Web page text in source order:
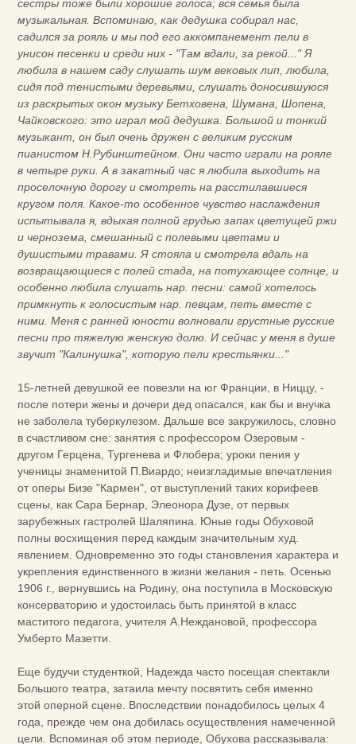
сестры тоже были хорошие голоса; вся семья была
музыкальная. Вспоминаю, как дедушка собирал нас,
садился за рояль и мы под его аккомпанемент пели в
унисон песенки и среди них - "Там вдали, за рекой..." Я
любила в нашем саду слушать шум вековых лип, любила,
сидя под тенистыми деревьями, слушать доносившуюся
из раскрытых окон музыку Бетховена, Шумана, Шопена,
Чайковского: это играл мой дедушка. Большой и тонкий
музыкант, он был очень дружен с великим русским
пианистом Н.Рубинштейном. Они часто играли на рояле
в четыре руки. А в закатный час я любила выходить на
проселочную дорогу и смотреть на расстилавшиеся
кругом поля. Какое-то особенное чувство наслаждения
испытывала я, вдыхая полной грудью запах цветущей ржи
и чернозема, смешанный с полевыми цветами и
душистыми травами. Я стояла и смотрела вдаль на
возвращающиеся с полей стада, на потухающее солнце, и
особенно любила слушать нар. песни: самой хотелось
примкнуть к голосистым нар. певцам, петь вместе с
ними. Меня с ранней юности волновали грустные русские
песни про тяжелую женскую долю. И сейчас у меня в душе
звучит "Калинушка", которую пели крестьянки..."
15-летней девушкой ее повезли на юг Франции, в Ниццу, -
после потери жены и дочери дед опасался, как бы и внучка
не заболела туберкулезом. Дальше все закружилось, словно
в счастливом сне: занятия с профессором Озеровым -
другом Герцена, Тургенева и Флобера; уроки пения у
ученицы знаменитой П.Виардо; неизгладимые впечатления
от оперы Бизе "Кармен", от выступлений таких корифеев
сцены, как Сара Бернар, Элеонора Дузе, от первых
зарубежных гастролей Шаляпина. Юные годы Обуховой
полны восхищения перед каждым значительным худ.
явлением. Одновременно это годы становления характера и
укрепления единственного в жизни желания - петь. Осенью
1906 г., вернувшись на Родину, она поступила в Московскую
консерваторию и удостоилась быть принятой в класс
маститого педагога, учителя А.Неждановой, профессора
Умберто Мазетти.
Еще будучи студенткой, Надежда часто посещая спектакли
Большого театра, затаила мечту посвятить себя именно
этой оперной сцене. Впоследствии понадобилось целых 4
года, прежде чем она добилась осуществления намеченной
цели. Вспоминая об этом периоде, Обухова рассказывала: